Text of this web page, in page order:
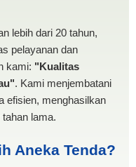
lebih dari 20 tahun,
pelayanan dan
kami: "Kualitas
. Kami menjembatani
efisien, menghasilkan
lama.
Aneka Tenda?